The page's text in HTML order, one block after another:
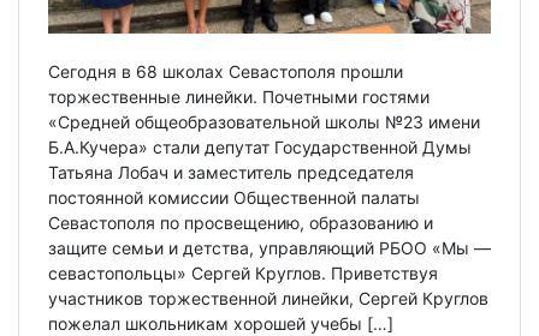
Сегодня в 68 школах Севастополя прошли
торжественные линейки. Почетными гостями
«Средней общеобразовательной школы №23 имени
Б.А.Кучера» стали депутат Государственной Думы
Татьяна Лобач и заместитель председателя
постоянной комиссии Общественной палаты
Севастополя по просвещению, образованию и
защите семьи и детства, управляющий РБОО «Мы —
севастопольцы» Сергей Круглов. Приветствуя
участников торжественной линейки, Сергей Круглов
пожелал школьникам хорошей учебы […]